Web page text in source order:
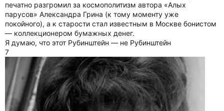
печатно разгромил за космополитизм автора «Алых
парусов» Александра Грина (к тому моменту уже
покойного), а к старости стал известным в Москве бонистом
— коллекционером бумажных денег.
Я думаю, что этот Рубинштейн — не Рубинштейн
7